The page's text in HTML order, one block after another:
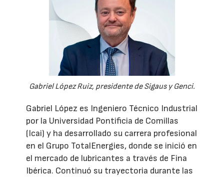
Gabriel López Ruiz, presidente de Sigaus y Genci.
Gabriel López es Ingeniero Técnico Industrial
por la Universidad Pontificia de Comillas
(Icai) y ha desarrollado su carrera profesional
en el Grupo TotalEnergies, donde se inició en
el mercado de lubricantes a través de Fina
Ibérica. Continuó su trayectoria durante las